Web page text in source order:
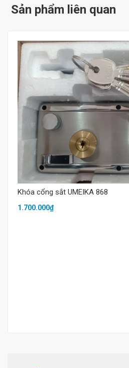
Sản phẩm liên quan
Mua hàng
Khóa cổng sắt UMEIKA 868
1.700.000₫